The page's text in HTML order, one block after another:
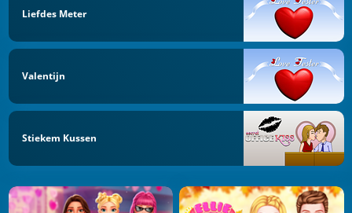
Liefdes Meter
Valentijn
Stiekem Kussen